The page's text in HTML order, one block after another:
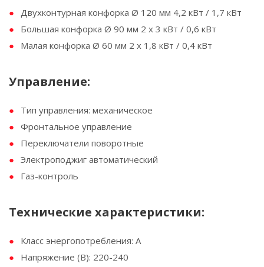
Двухконтурная конфорка Ø 120 мм 4,2 кВт / 1,7 кВт
Большая конфорка Ø 90 мм 2 x 3 кВт / 0,6 кВт
Малая конфорка Ø 60 мм 2 x 1,8 кВт / 0,4 кВт
Управление:
Тип управления: механическое
Фронтальное управление
Переключатели поворотные
Электроподжиг автоматический
Газ-контроль
Технические характеристики:
Класс энергопотребления: A
Напряжение (В): 220-240